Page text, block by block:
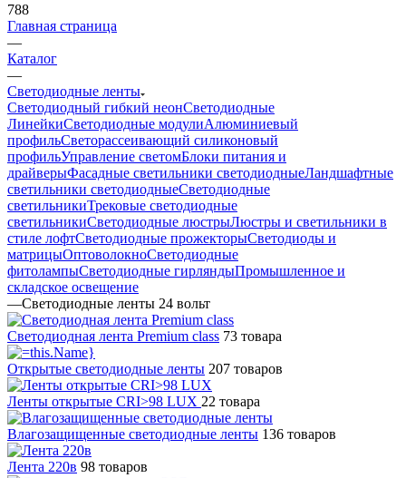
788
Главная страница
—
Каталог
—
Светодиодные ленты
Светодиодный гибкий неонСветодиодные
ЛинейкиСветодиодные модулиАлюминиевый
профильСветорассеивающий силиконовый
профильУправление светомБлоки питания и
драйверыФасадные светильники светодиодныеЛандшафтные
светильники светодиодныеСветодиодные
светильникиТрековые светодиодные
светильникиСветодиодные люстрыЛюстры и светильники в
стиле лофтСветодиодные прожекторыСветодиоды и
матрицыОптоволокноСветодиодные
фитолампыСветодиодные гирляндыПромышленное и
складское освещение
—Светодиодные ленты 24 вольт
Светодиодная лента Premium class 73 товара
Открытые светодиодные ленты 207 товаров
Ленты открытые CRI>98 LUX 22 товара
Влагозащищенные светодиодные ленты 136 товаров
Лента 220в 98 товаров